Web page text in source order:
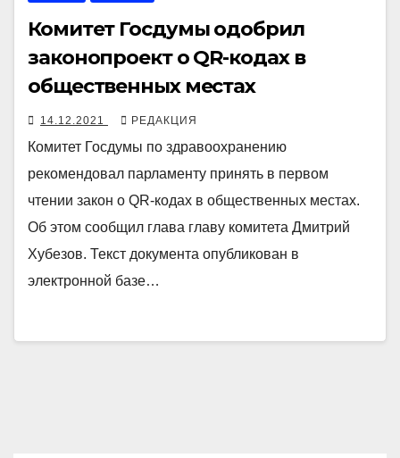
Комитет Госдумы одобрил
законопроект о QR-кодах в
общественных местах
14.12.2021 РЕДАКЦИЯ
Комитет Госдумы по здравоохранению
рекомендовал парламенту принять в первом
чтении закон о QR-кодах в общественных местах.
Об этом сообщил глава главу комитета Дмитрий
Хубезов. Текст документа опубликован в
электронной базе…